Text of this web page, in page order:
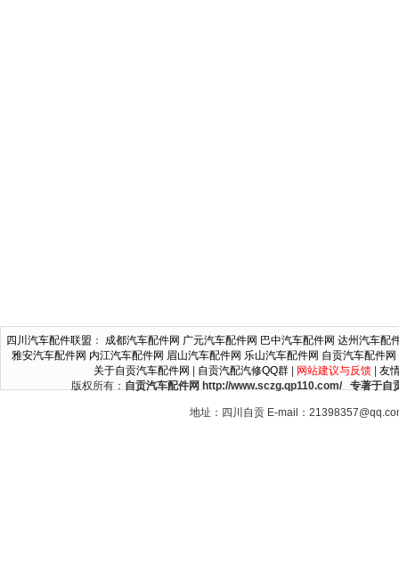
四川汽车配件联盟 ： 成都汽车配件网 广元汽车配件网 巴中汽车配件网 达州汽车配
雅安汽车配件网 内江汽车配件网 眉山汽车配件网 乐山汽车配件网 自贡汽车配件网
关于自贡汽车配件网
自贡汽配汽修QQ群| 网站建议与反馈| 友
版权所有： 自贡汽车配件网 http://www.sczg.qp110.com/ 专著于自
地址：四川自贡 E-mail：